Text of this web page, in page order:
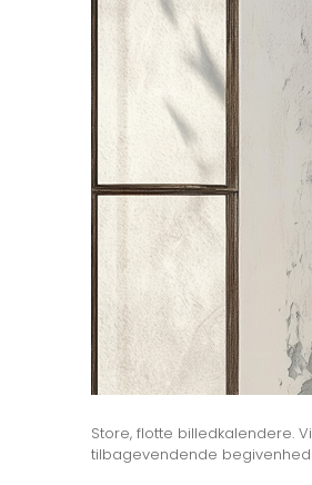
Store, flotte billedkalendere.
tilbagevendende